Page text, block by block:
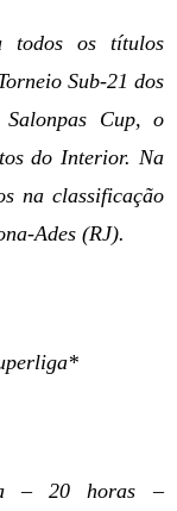
todos os títulos
Sub-21 dos
Cup, o
do Interior. Na
na classificação
Ades (RJ).
– 20 horas –